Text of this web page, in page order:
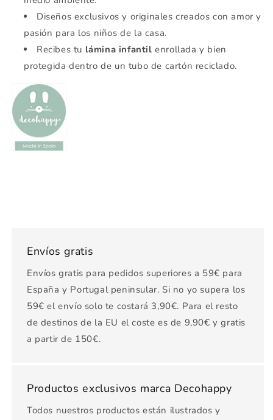
Diseños exclusivos y originales creados con amor y
pasión para los niños de la casa.
Recibes tu lámina infantil enrollada y bien
protegida dentro de un tubo de cartón reciclado.
Envíos gratis
Envíos gratis para pedidos superiores a 59€ para
España y Portugal peninsular. Si no yo supera los
59€ el envío solo te costará 3,90€. Para el resto
de destinos de la EU el coste es de 9,90€ y gratis
a partir de 150€.
Productos exclusivos marca Decohappy
Todos nuestros productos están ilustrados y